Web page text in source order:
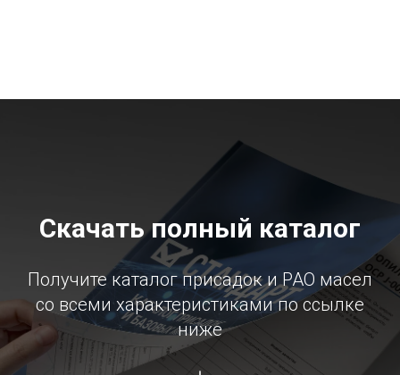
Скачать полный каталог
Получите каталог присадок и PAO масел
со всеми характеристиками по ссылке
ниже